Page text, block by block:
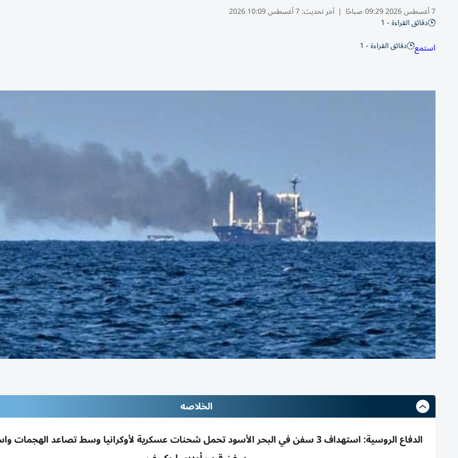
7 أغسطس 2026 09:29 صباحًا | آخر تحديث:7 أغسطس 10:09 2026
دقائق القراءة - 1
استمع دقائق القراءة - 1
الخلاصه
الدفاع الروسية: استهداف 3 سفن في البحر الأسود تحمل شحنات عسكرية لأوكرانيا وسط تصاعد